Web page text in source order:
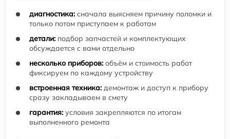
диагностика: сначала выясняем причину поломки и
только потом приступаем к работам
детали: подбор запчастей и комплектующих
обсуждается с вами отдельно
несколько приборов: объём и стоимость работ
фиксируем по каждому устройству
встроенная техника: демонтаж и доступ к прибору
сразу закладываем в смету
гарантия: условия закрепляются по итогам
выполненного ремонта